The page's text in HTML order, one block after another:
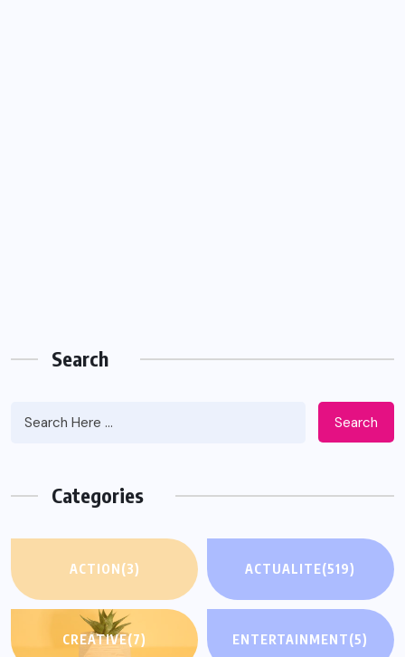
Search
Search
Categories
ACTION(3) ACTUALITE(519)
CREATIVE(7) ENTERTAINMENT(5)